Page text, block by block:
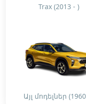
Trax (2013 - )
Այլ մոդելներ